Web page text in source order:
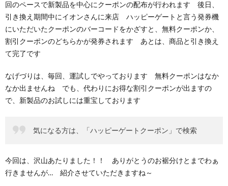
回のペースで新製品を中心にクーポンの配布が行われます 後日、
引き換え期間中にイオンさんに来店 ハッピーゲートと言う発券機
にいただいたクーポンのバーコードをかざすと、無料クーポンか、
割引クーポンのどちらかが発券されます あとは、商品と引き換え
て完了です
なげづりは、毎回、運試しでやっております 無料クーポンはなか
なか出ませんね でも、代わりにお得な割引クーポンが出ますの
で、新製品のお試しには重宝しております
気になる方は、「ハッピーゲートクーポン」で検索
今回は、沢山あたりました！！ ありがとうのお裾分けとまでわぁ
行きませんが… 紹介させていただきますね～